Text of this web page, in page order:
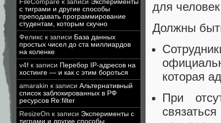
FileCompare к записи Эксперименты
с тиграми и другие способы
преподавать программирование
студентам, которым скучно
Феликс к записи База данных
простых чисел до ста миллиардов
на коленке
v4f к записи Перебор IP-адресов на
хостинге — и как с этим бороться
amarakin к записи Альтернативный
список заблокированных в РФ
ресурсов Re:filter
ResizeOn к записи Эксперименты с
тиграми и другие способы
для
Должны
которая
При